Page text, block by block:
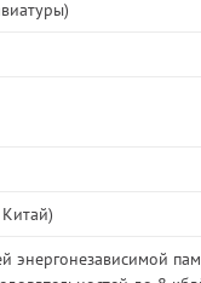
энергонезависимой